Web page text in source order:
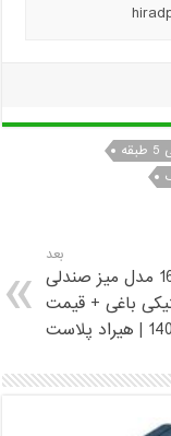
بعد
16 مدل میز صندلی
باغی + قیمت
پلاست